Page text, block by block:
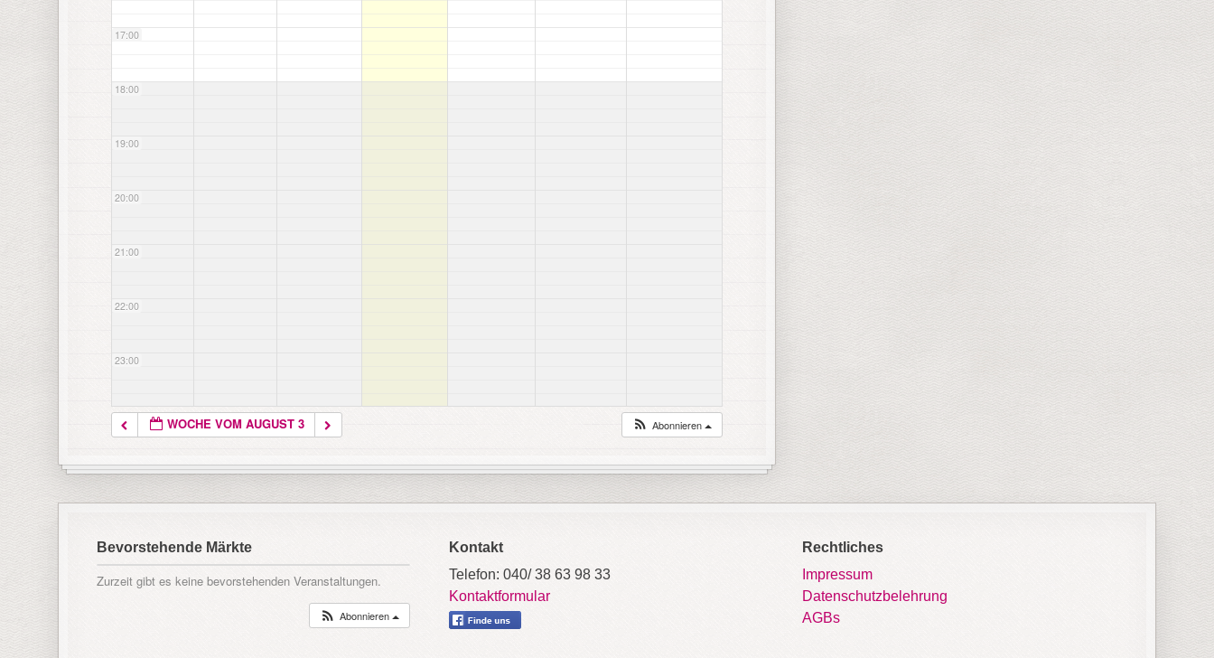
17:00
18:00
19:00
20:00
21:00
22:00
23:00
WOCHE VOM AUGUST 3 Abonnieren
Bevorstehende Märkte
Zurzeit gibt es keine bevorstehenden Veranstaltungen.
Abonnieren
Kontakt
Telefon: 040/ 38 63 98 33
Kontaktformular
Rechtliches
Impressum
Datenschutzbelehrung
AGBs